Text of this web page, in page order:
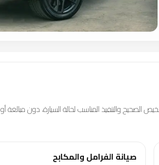
والتنفيذ المناسب لحالة السيارة، دون مبالغة أو
صيانة الفرامل والمكابح